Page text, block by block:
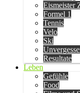
Eismeister
Formel 1
Tennis
Velo
Ski
Resultate
Leben
Gefühle
Food